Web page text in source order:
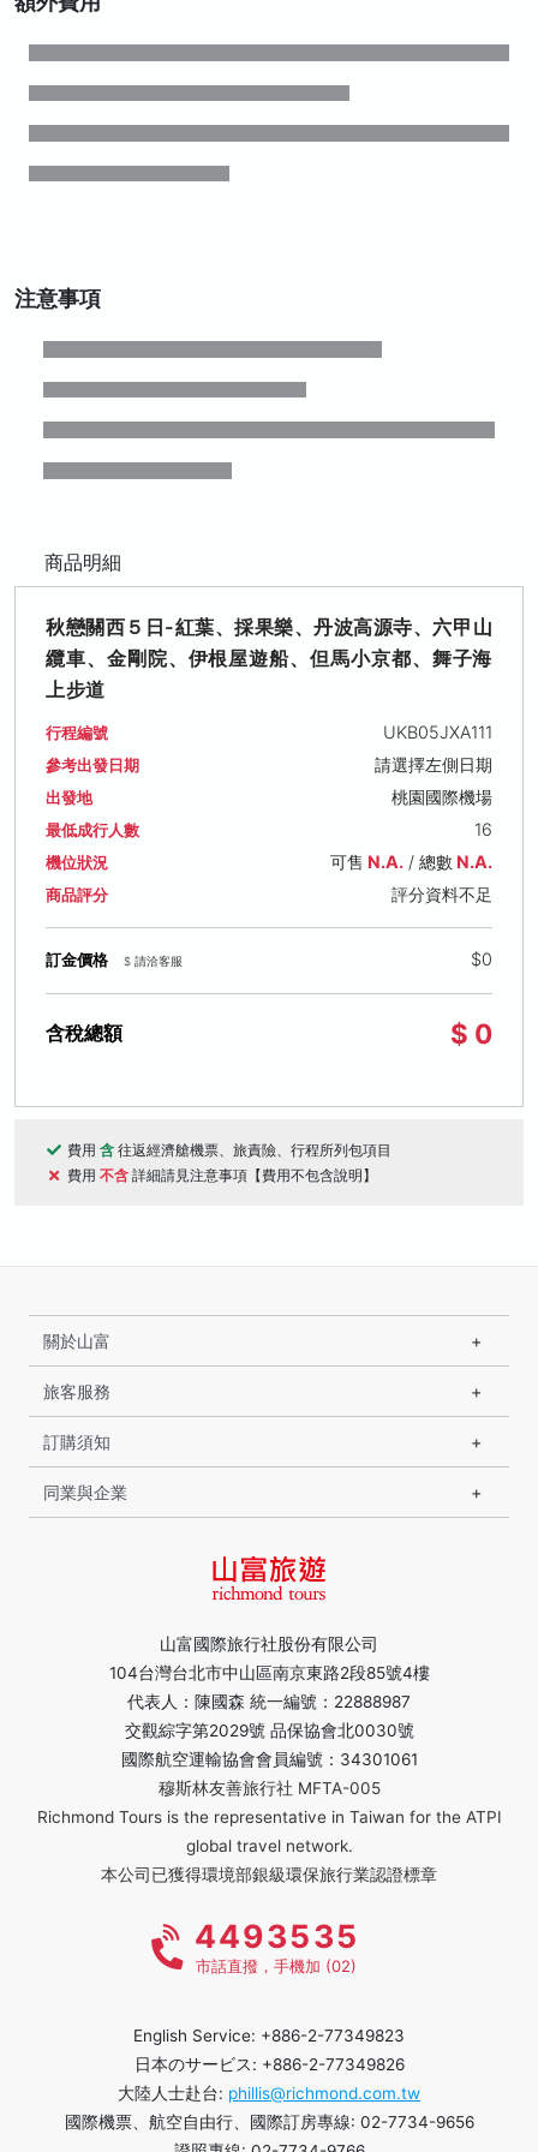
注意事項
商品明細
秋戀關西５日-紅葉、採果樂、丹波高源寺、六甲山
纜車、金剛院、伊根屋遊船、但馬小京都、舞子海
上步道
行程編號 UKB05JXA111
參考出發日期 請選擇左側日期
出發地 桃園國際機場
最低成行人數 16
機位狀況 可售 N.A./ 總數N.A.
商品評分 評分資料不足
訂金價格 $ 請洽客服 $0
含稅總額 $ 0
費用 含 往返經濟艙機票、旅責險、行程所列包項目
費用 不含 詳細請見注意事項【費用不包含說明】
山富國際旅行社股份有限公司
104台灣台北市中山區南京東路2段85號4樓
代表人：陳國森 統一編號：22888987
交觀綜字第2029號 品保協會北0030號
國際航空運輸協會會員編號：34301061
穆斯林友善旅行社 MFTA-005
Richmond Tours is the representative in Taiwan for the ATPI
global travel network.
本公司已獲得環境部銀級環保旅行業認證標章
關於山富
旅客服務
訂購須知
同業與企業
4493535
市話直撥，手機加 (02)
English Service: +886-2-77349823
日本のサービス: +886-2-77349826
大陸人士赴台: phillis@richmond.com.tw
國際機票、航空自由行、國際訂房專線: 02-7734-9656